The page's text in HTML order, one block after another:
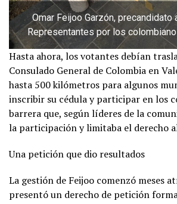
Omar Feijoo Garzón, precandidato
Representantes por los
Hasta ahora, los votantes debían
Consulado General de Colombia en
hasta 500 kilómetros para algunos
inscribir su cédula y participar en los
barrera que, según líderes de la
la participación y limitaba el derecho
Una petición que dio resultados
La gestión de Feijoo comenzó meses
presentó un derecho de petición